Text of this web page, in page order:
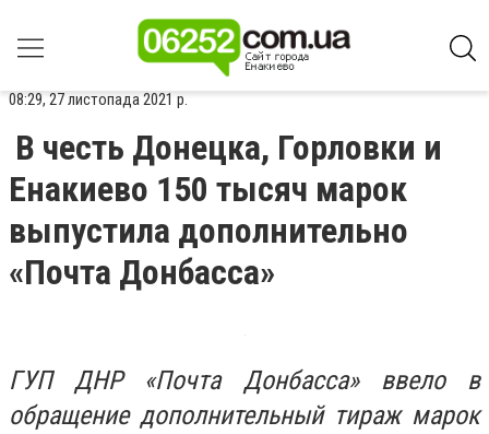
08:29, 27 листопада 2021 р.
В честь Донецка, Горловки и
Енакиево 150 тысяч марок
выпустила дополнительно
«Почта Донбасса»
ГУП ДНР «Почта Донбасса» ввело в
обращение дополнительный тираж марок